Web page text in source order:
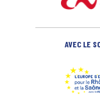
AVEC LE